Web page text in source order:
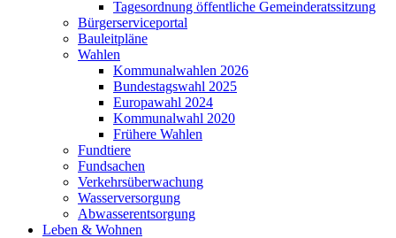
Tagesordnung öffentliche Gemeinderatssitzung
Bürgerserviceportal
Bauleitpläne
Wahlen
Kommunalwahlen 2026
Bundestagswahl 2025
Europawahl 2024
Kommunalwahl 2020
Frühere Wahlen
Fundtiere
Fundsachen
Verkehrsüberwachung
Wasserversorgung
Abwasserentsorgung
Leben & Wohnen